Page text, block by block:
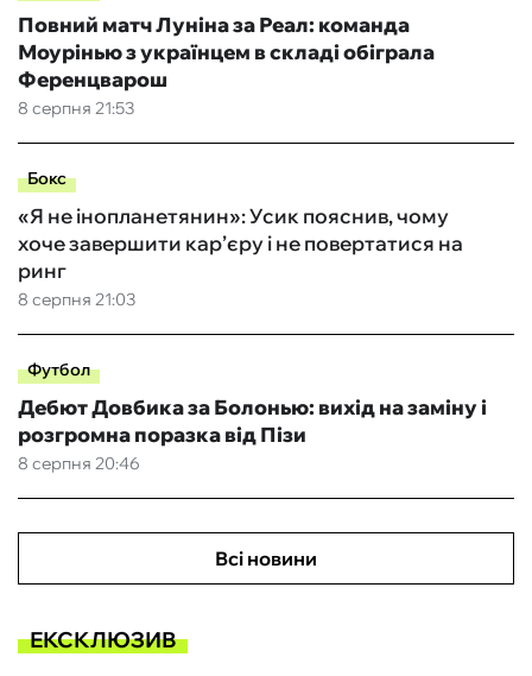
8 серпня 21:53
Повний матч Луніна за Реал: команда
Моурінью з українцем в складі обіграла
Ференцварош
Бокс
8 серпня 21:03
«Я не інопланетянин»: Усик пояснив, чому
хоче завершити кар’єру і не повертатися на
ринг
Футбол
8 серпня 20:46
Дебют Довбика за Болонью: вихід на заміну і
розгромна поразка від Пізи
Всі новини
ЕКСКЛЮЗИВ